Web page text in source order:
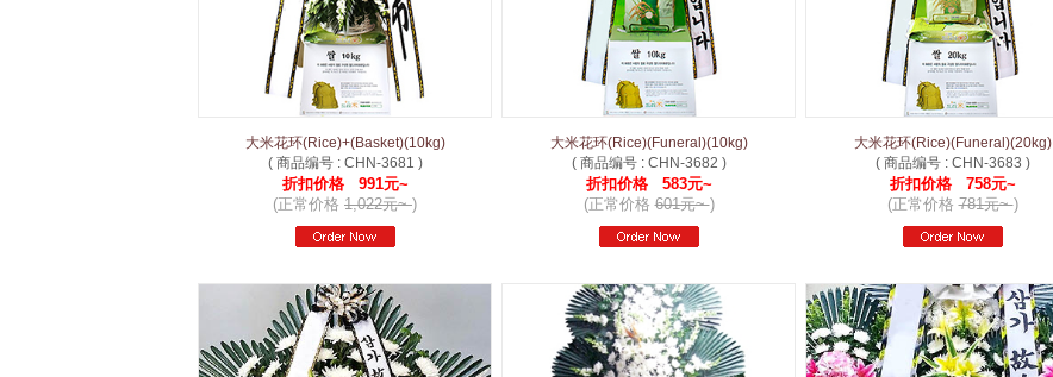
大米花环(Rice)+(Basket)(10kg)
( 商品编号 : CHN-3681 )
折扣价格 991元~
(正常价格 1,022元~)
大米花环(Rice)(Funeral)(10kg)
( 商品编号 : CHN-3682 )
折扣价格 583元~
(正常价格601元~)
大米花环(Rice)(Funeral)(20kg)
( 商品编号 : CHN-3683 )
折扣价格 758元~
(正常价格781元~)